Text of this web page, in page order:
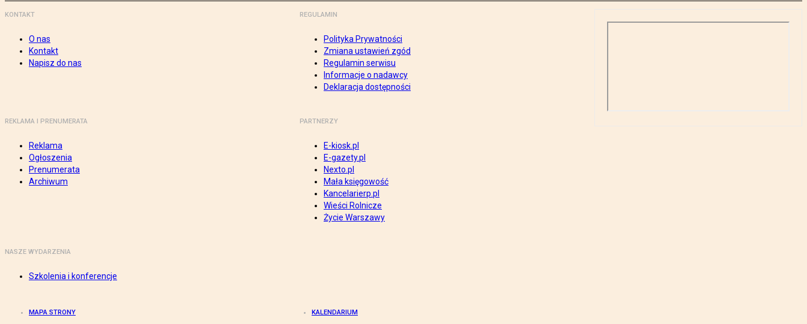
KONTAKT
O nas
Kontakt
Napisz do nas
REGULAMIN
Polityka Prywatności
Zmiana ustawień zgód
Regulamin serwisu
Informacje o nadawcy
Deklaracja dostępności
REKLAMA I PRENUMERATA
Reklama
Ogłoszenia
Prenumerata
Archiwum
PARTNERZY
E-kiosk.pl
E-gazety.pl
Nexto.pl
Mała księgowość
Kancelarierp.pl
Wieści Rolnicze
Życie Warszawy
NASZE WYDARZENIA
Szkolenia i konferencje
MAPA STRONY KALENDARIUM